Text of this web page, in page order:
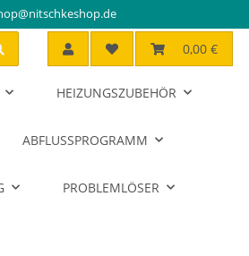
0,00 €
HEIZUNGSZUBEHÖR
ABFLUSSPROGRAMM
PROBLEMLÖSER